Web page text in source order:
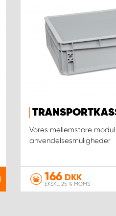
Vores mellemstore
anvendelsesmuligheder
166DKK
EKSKL. 25 % MOMS